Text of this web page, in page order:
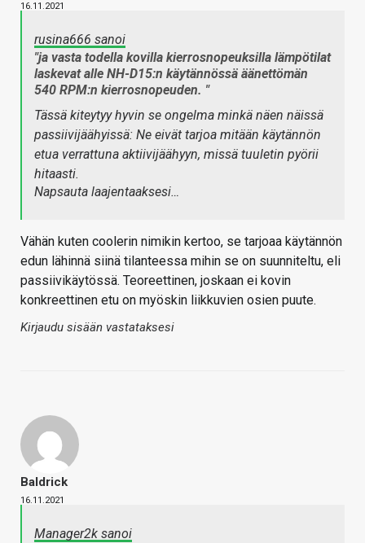
16.11.2021
rusina666 sanoi
"ja vasta todella kovilla kierrosnopeuksilla lämpötilat
laskevat alle NH-D15:n käytännössä äänettömän
540 RPM:n kierrosnopeuden. "
Tässä kiteytyy hyvin se ongelma minkä näen näissä
passiivijäähyissä: Ne eivät tarjoa mitään käytännön
etua verrattuna aktiivijäähyyn, missä tuuletin pyörii
hitaasti.
Napsauta laajentaaksesi…
Vähän kuten coolerin nimikin kertoo, se tarjoaa käytännön
edun lähinnä siinä tilanteessa mihin se on suunniteltu, eli
passiivikäytössä. Teoreettinen, joskaan ei kovin
konkreettinen etu on myöskin liikkuvien osien puute.
Kirjaudu sisään vastataksesi
Baldrick
16.11.2021
Manager2k sanoi